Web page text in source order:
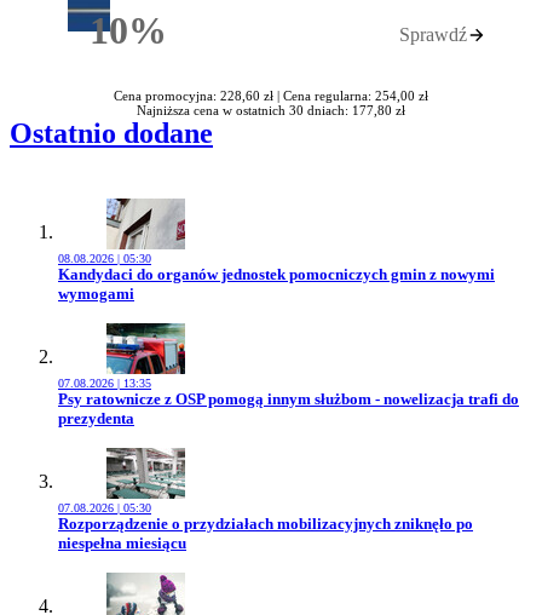
10%Rabatu Sprawdź
Cena promocyjna: 228,60 zł | Cena regularna: 254,00 zł
Najniższa cena w ostatnich 30 dniach: 177,80 zł
Ostatnio dodane
08.08.2026 | 05:30
Przejdź do artykułu:
Kandydaci do organów jednostek pomocniczych gmin z nowymi
wymogami
07.08.2026 | 13:35
Przejdź do artykułu:
Psy ratownicze z OSP pomogą innym służbom - nowelizacja trafi do
prezydenta
07.08.2026 | 05:30
Przejdź do artykułu:
Rozporządzenie o przydziałach mobilizacyjnych zniknęło po
niespełna miesiącu